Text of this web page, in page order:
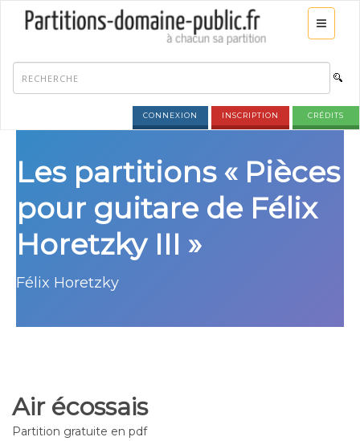
CONNEXION INSCRIPTION CRÉDITS
Les partitions « Pièces
pour guitare de Félix
Horetzky III »
Félix Horetzky
Air écossais
Partition gratuite en pdf